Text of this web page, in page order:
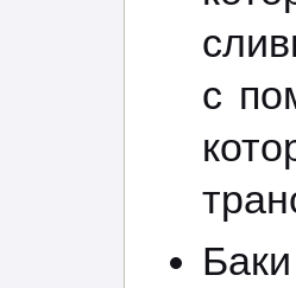
с